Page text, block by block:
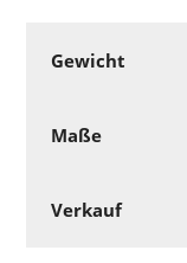
Gewicht
Maße
Verkauf